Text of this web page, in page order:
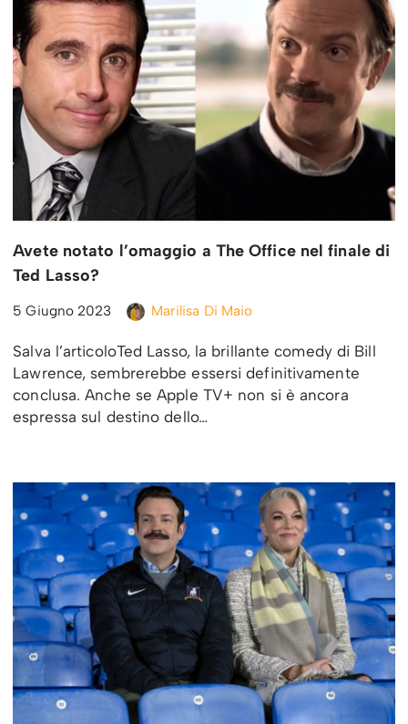
Avete notato l’omaggio a The Office nel finale di
Ted Lasso?
5 Giugno 2023 Marilisa Di Maio
Salva l’articoloTed Lasso, la brillante comedy di Bill
Lawrence, sembrerebbe essersi definitivamente
conclusa. Anche se Apple TV+ non si è ancora
espressa sul destino dello…